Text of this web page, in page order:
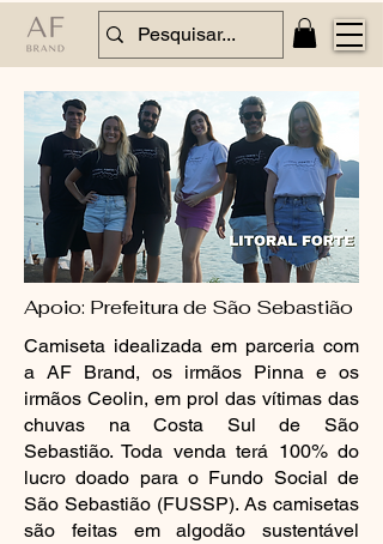
Apoio: Prefeitura de São Sebastião
Camiseta idealizada em parceria com
a AF Brand, os irmãos Pinna e os
irmãos Ceolin, em prol das vítimas das
chuvas na Costa Sul de São
Sebastião. Toda venda terá 100% do
lucro doado para o Fundo Social de
São Sebastião (FUSSP). As camisetas
são feitas em algodão sustentável